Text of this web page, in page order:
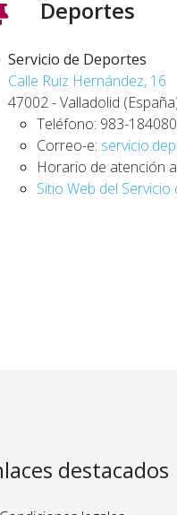
Deportes
Servicio de Deportes
Calle Ruiz Hernández, 16
47002 - Valladolid
Teléfono: 983-
Correo-e:
Horario de atención
Sitio Web del
destacados